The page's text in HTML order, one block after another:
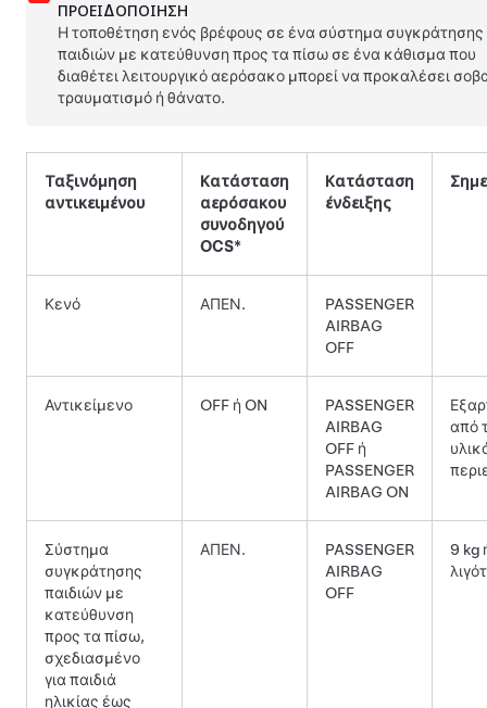
ΠΡΟΕΙΔΟΠΟΊΗΣΗ
Η τοποθέτηση ενός βρέφους σε ένα σύστημα συγκράτησης
παιδιών με κατεύθυνση προς τα πίσω σε ένα κάθισμα που
διαθέτει λειτουργικό αερόσακο μπορεί να προκαλέσει
τραυματισμό ή θάνατο.
Ταξινόμηση
αντικειμένου
Κατάσταση
αερόσακου
συνοδηγού
OCS*
Κατάσταση
ένδειξης
Κενό ΑΠΕΝ.
PASSENGER
AIRBAG
OFF
Αντικείμενο OFF ή ON
PASSENGER
AIRBAG
OFF ή
PASSENGER
AIRBAG ON
από
Σύστημα
συγκράτησης
παιδιών με
κατεύθυνση
προς τα πίσω,
σχεδιασμένο
για παιδιά
ηλικίας έως
ΑΠΕΝ.
PASSENGER
AIRBAG
OFF
9 kg